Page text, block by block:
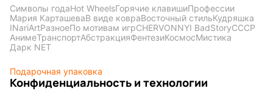
Символы годаHot WheelsГорячие клавишиПрофессии
Мария КарташеваВ виде ковраВосточный стильКудряшка
INariArtРазноеПо мотивам игрCHERVONNYI BadStoryСССР
АнимеТранспортАбстракцияФентезиКосмосМистика
Дарк NET
Подарочная упаковка
Конфиденциальность и технологии